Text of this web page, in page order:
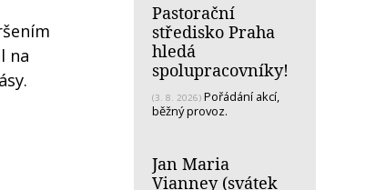
na
Pastorační
středisko Praha
hledá
spolupracovníky!
(3. 8. 2026) Pořádání akcí,
běžný provoz.
Jan Maria
Vianney (svátek